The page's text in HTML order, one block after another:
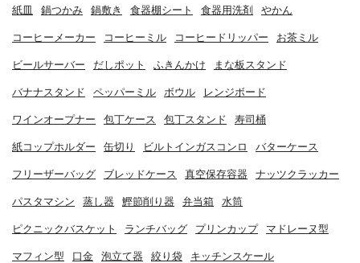
紙皿 鍋つかみ 鍋敷き 食器棚シート 食器用洗剤 やかん
コーヒーメーカー コーヒーミル コーヒードリッパー お茶ミル
ビールサーバー だしポット ふきんかけ まな板スタンド
バナナスタンド ペッパーミル ボウル レンジボード
ワインオープナー 包丁ケース 包丁スタンド 寿司桶
紙コップホルダー 缶切り ビルトインガスコンロ バターケース
フリーザーバッグ ブレッドケース 真空保存容器 ナッツクラッカー
パスタマシン 蒸し器 鰹節削り器 弁当箱 水筒
ピクニックバスケット ランチバッグ プリンカップ マドレーヌ型
マフィン型 口金 泡立て器 絞り袋 キッチンスケール